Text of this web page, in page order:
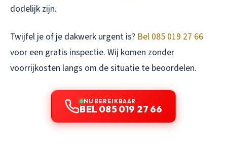
dodelijk zijn.
Twijfel je of je dakwerk urgent is? Bel 085 019 27 66
voor een gratis inspectie. Wij komen zonder
voorrijkosten langs om de situatie te beoordelen.
NU BEREIKBAAR
BEL 085 019 27 66